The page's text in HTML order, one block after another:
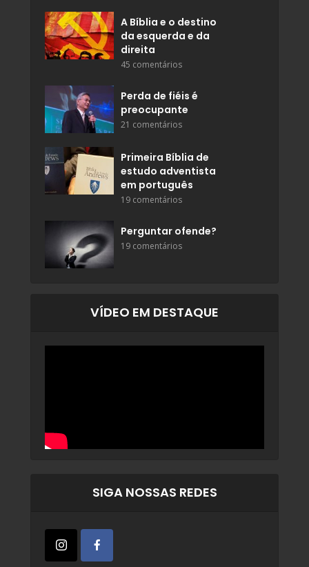
A Bíblia e o destino
da esquerda e da
direita
45 comentários
Perda de fiéis é
preocupante
21 comentários
Primeira Bíblia de
estudo adventista
em português
19 comentários
Perguntar ofende?
19 comentários
VÍDEO EM DESTAQUE
SIGA NOSSAS REDES